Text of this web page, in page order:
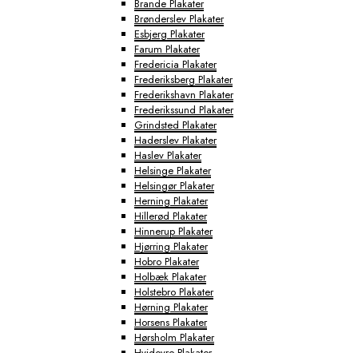
Brande Plakater
Brønderslev Plakater
Esbjerg Plakater
Farum Plakater
Fredericia Plakater
Frederiksberg Plakater
Frederikshavn Plakater
Frederikssund Plakater
Grindsted Plakater
Haderslev Plakater
Haslev Plakater
Helsinge Plakater
Helsingør Plakater
Herning Plakater
Hillerød Plakater
Hinnerup Plakater
Hjørring Plakater
Hobro Plakater
Holbæk Plakater
Holstebro Plakater
Hørning Plakater
Horsens Plakater
Hørsholm Plakater